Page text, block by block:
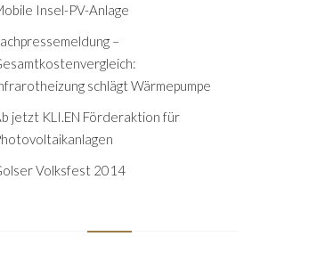
Insel-PV-Anlage
–
schlägt Wärmepumpe
jetzt KLI.EN Förderaktion für
Volksfest 2014